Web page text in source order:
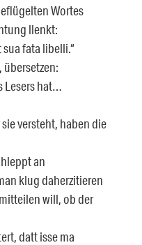
Wortes
llenkt:
fata libelli.“
übersetzen:
Lesers hat…
versteht, haben die
an
klug daherzitieren
will, ob der
datt isse ma